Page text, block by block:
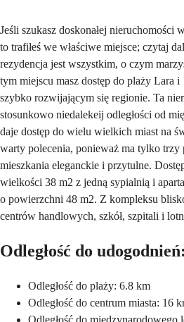
Jeśli szukasz doskonałej nieruchomości
to trafiłeś we właściwe miejsce; czytaj
rezydencja jest wszystkim, o czym
tym miejscu masz dostęp do plaży Lara
szybko rozwijającym się regionie. Ta
stosunkowo niedalekeij odległości od
daje dostęp do wielu wielkich miast na
warty polecenia, ponieważ ma tylko trzy
mieszkania eleganckie i przytulne.
wielkości 38 m2 z jedną sypialnią i
o powierzchni 48 m2. Z kompleksu
centrów handlowych, szkół, szpitali i
Odległość do udogodnień:
Odległość do plaży: 6.8 km
Odległość do centrum miasta: 16